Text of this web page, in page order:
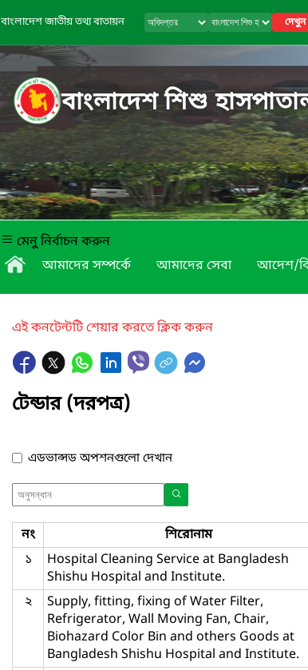
বাংলাদেশ জাতীয় তথ্য বাতায়ন দেখুন
বাংলাদেশ শিশু
মেনু নির্বাচন করুন
আমাদের সম্পর্কে
আমাদের সেবা আদেশ/
এই কনটেন্টটি শেয়ার করতে ক্লিক করুন
টেন্ডার (দরপত্র)
এডভান্সড অপশনগুলো দেখান
নং শিরোনাম
১
Hospital Cleaning Service at Bangladesh
Shishu Hospital and Institute.
২
Supply, fitting, fixing of Water Filter,
Refrigerator, Wall Moving Fan, Chair,
Biohazard Color Bin and others Goods at
Bangladesh Shishu Hospital and Institute.